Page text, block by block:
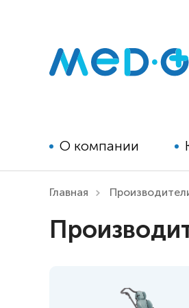
О компании
реабилитации для
Главная